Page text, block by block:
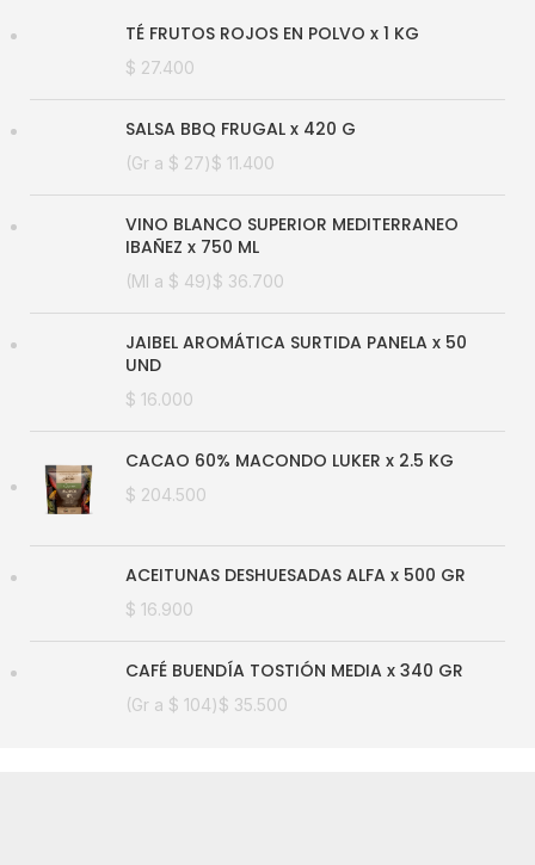
TÉ FRUTOS ROJOS EN POLVO x 1 KG
$ 27.400
SALSA BBQ FRUGAL x 420 G
(Gr a $ 27)$ 11.400
VINO BLANCO SUPERIOR MEDITERRANEO
IBAÑEZ x 750 ML
(Ml a $ 49)$ 36.700
JAIBEL AROMÁTICA SURTIDA PANELA x 50
UND
$ 16.000
CACAO 60% MACONDO LUKER x 2.5 KG
$ 204.500
ACEITUNAS DESHUESADAS ALFA x 500 GR
$ 16.900
CAFÉ BUENDÍA TOSTIÓN MEDIA x 340 GR
(Gr a $ 104)$ 35.500